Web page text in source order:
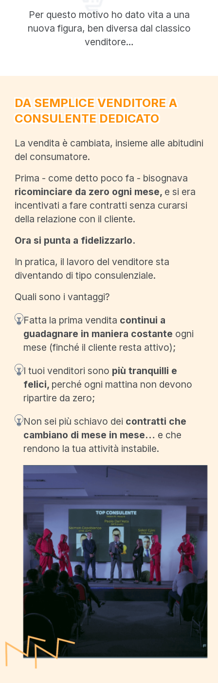
Per questo motivo ho dato vita a una
nuova figura, ben diversa dal classico
venditore…
DA SEMPLICE VENDITORE A
CONSULENTE DEDICATO
La vendita è cambiata, insieme alle abitudini
del consumatore.
Prima - come detto poco fa - bisognava
ricominciare da zero ogni mese, e si era
incentivati a fare contratti senza curarsi
della relazione con il cliente.
Ora si punta a fidelizzarlo.
In pratica, il lavoro del venditore sta
diventando di tipo consulenziale.
Quali sono i vantaggi?
Fatta la prima vendita continui a
guadagnare in maniera costante ogni
mese (finché il cliente resta attivo);
I tuoi venditori sono più tranquilli e
felici, perché ogni mattina non devono
ripartire da zero;
Non sei più schiavo dei contratti che
cambiano di mese in mese… e che
rendono la tua attività instabile.